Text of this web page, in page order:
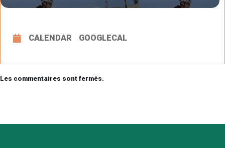
CALENDAR GOOGLECAL
Les commentaires sont fermés.